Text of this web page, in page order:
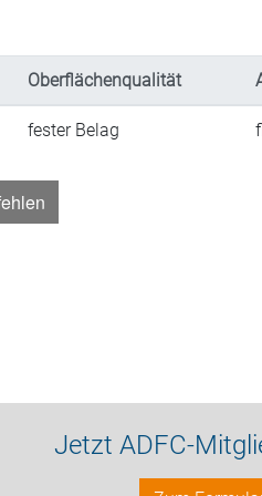
Oberflächenqualität
fester Belag
Jetzt ADFC-